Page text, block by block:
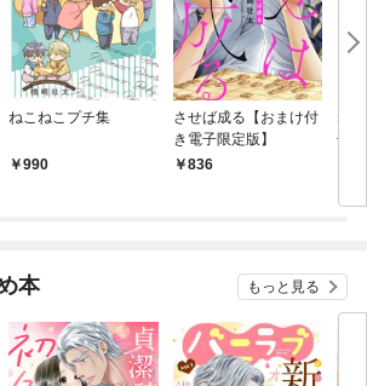
ねこねこプチ集
990
させば成る【おまけ付
き電子限定版】
836
ね
子
本 もっと見る